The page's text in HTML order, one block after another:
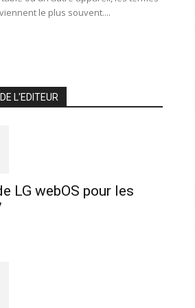
le plus souvent....
L'EDITEUR
LG webOS pour les